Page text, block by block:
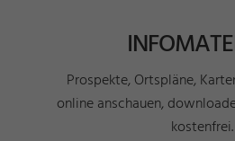
Prospekte, Ortspläne,
online anschauen,
kostenfrei.